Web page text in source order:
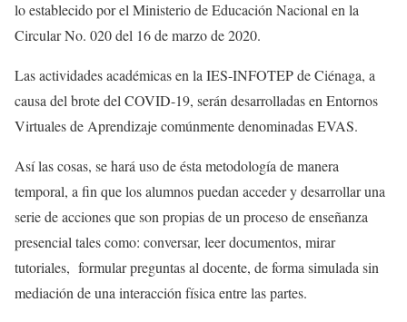
lo establecido por el Ministerio de Educación Nacional en la
Circular No. 020 del 16 de marzo de 2020.
Las actividades académicas en la IES-INFOTEP de Ciénaga, a
causa del brote del COVID-19, serán desarrolladas en Entornos
Virtuales de Aprendizaje comúnmente denominadas EVAS.
Así las cosas, se hará uso de ésta metodología de manera
temporal, a fin que los alumnos puedan acceder y desarrollar una
serie de acciones que son propias de un proceso de enseñanza
presencial tales como: conversar, leer documentos, mirar
tutoriales, formular preguntas al docente, de forma simulada sin
mediación de una interacción física entre las partes.